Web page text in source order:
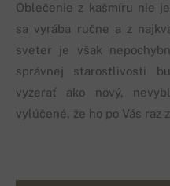
Oblečenie z kašmíru nie
sa vyrába ručne a z
sveter je však
správnej starostlivosti
vyzerať ako nový,
vylúčené, že ho po Vás raz